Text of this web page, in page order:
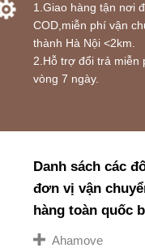
1.Giao hàng tận nơi
COD,miễn phí vận
thành Hà Nội <2km.
2.Hỗ trợ đổi trả miễn
vòng 7 ngày.
Danh sách các
đơn vị vận
hàng toàn quốc
Ahamove